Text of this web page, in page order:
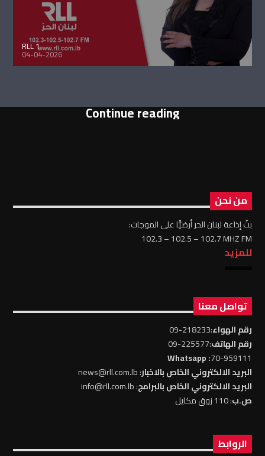
RLL 1
04-04-2026
Continue reading
من نحن
بثّ إذاعة لبنان الحر أرضيًّا على الموجات:
102.3 – 102.5 – 102.7 MHZ FM
للمزيد
تواصل معنا
رقم الهواء:218233-09
رقم الهاتف:225577-09
70-959111
: Whatsapp
البريد الالكتروني الخاص بالاخبار: news@rll.com.lb
البريد الالكتروني الخاص بالبرامج: info@rll.com.lb
ص.ب: 110 زوق مكايل
الروابط